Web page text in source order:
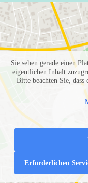
Sie sehen gerade einen
eigentlichen Inhalt
Bitte beachten Sie,
Erforderlichen